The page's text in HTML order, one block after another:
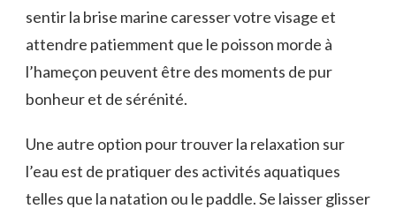
sentir la brise marine caresser votre visage et
attendre patiemment que le poisson morde‌ à‌
l’hameçon ‌peuvent être des moments de ​pur
bonheur et de sérénité.
Une autre‍ option pour trouver la ⁣relaxation sur
l’eau est de pratiquer des ⁣activités aquatiques⁤
telles que la natation ou le‍ paddle. Se laisser glisser